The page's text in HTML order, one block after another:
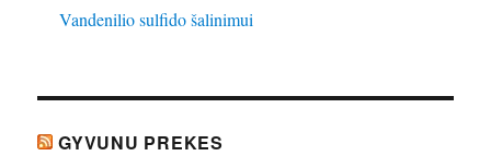
Vandenilio sulfido šalinimui
GYVUNU PREKES